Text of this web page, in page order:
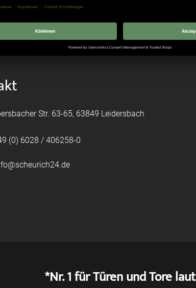
Garagentore
Str. 63-65, 63849 Leidersbach
(0) 6028 / 406258-0
*Nr. 1 für Türen und Tore laut